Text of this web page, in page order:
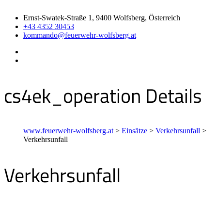
Ernst-Swatek-Straße 1, 9400 Wolfsberg, Österreich
+43 4352 30453
kommando@feuerwehr-wolfsberg.at
cs4ek_operation Details
www.feuerwehr-wolfsberg.at > Einsätze > Verkehrsunfall >
Verkehrsunfall
Verkehrsunfall